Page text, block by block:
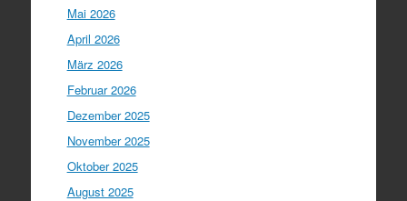
Mai 2026
April 2026
März 2026
Februar 2026
Dezember 2025
November 2025
Oktober 2025
August 2025